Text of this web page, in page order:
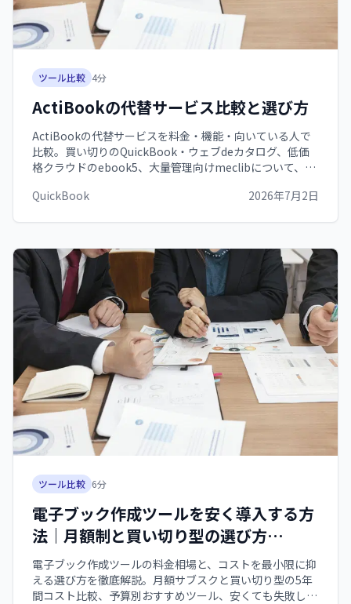
ツール比較 4分
ActiBookの代替サービス比較と選び方
ActiBookの代替サービスを料金・機能・向いている人で
比較。買い切りのQuickBook・ウェブdeカタログ、低価
格クラウドのebook5、大量管理向けmeclibについて、乗
2026年6月確認）。
QuickBook 2026年7月2日
ツール比較 6分
電子ブック作成ツールを安く導入する方
法｜月額制と買い切り型の選び方
【2026年版】
電子ブック作成ツールの料金相場と、コストを最小限に抑
える選び方を徹底解説。月額サブスクと買い切り型の5年
間コスト比較、予算別おすすめツール、安くても失敗しな